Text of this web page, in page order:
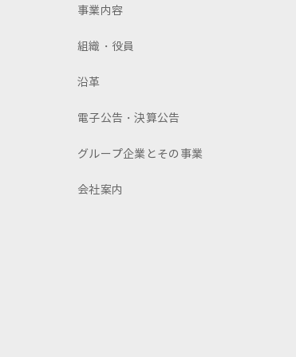
事業内容
組織・役員
沿革
電子公告・決算公告
グループ企業とその事業
会社案内